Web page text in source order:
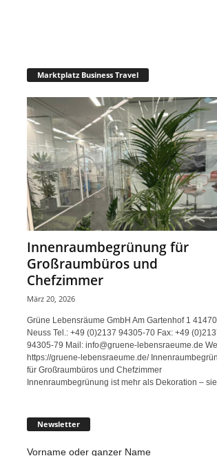
Marktplatz Business Travel
Innenraumbegrünung für
Großraumbüros und
Chefzimmer
März 20, 2026
Grüne Lebensräume GmbH Am Gartenhof 1 41470
Neuss Tel.: +49 (0)2137 94305-70 Fax: +49
94305-79 Mail: info@gruene-lebensraeume.de
https://gruene-lebensraeume.de/
für Großraumbüros und Chefzimmer
Innenraumbegrünung ist mehr als Dekoration –
Newsletter
Vorname oder ganzer Name